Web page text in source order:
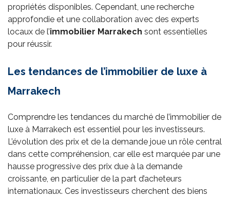
propriétés disponibles. Cependant, une recherche
approfondie et une collaboration avec des experts
locaux de l’immobilier Marrakech sont essentielles
pour réussir.
Les tendances de l’immobilier de luxe à
Marrakech
Comprendre les tendances du marché de l’immobilier de
luxe à Marrakech est essentiel pour les investisseurs.
L’évolution des prix et de la demande joue un rôle central
dans cette compréhension, car elle est marquée par une
hausse progressive des prix due à la demande
croissante, en particulier de la part d’acheteurs
internationaux. Ces investisseurs cherchent des biens